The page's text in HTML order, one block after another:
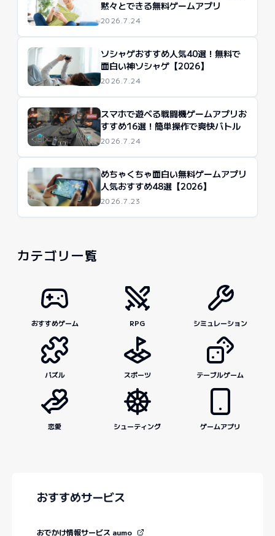
黙々とできる無料ゲームアプリ
2026.7.24
ソシャゲおすすめ人気40選！無料で
面白い神ソシャゲ【2026】
2026.7.24
スマホで遊べる戦闘機ゲームアプリお
すすめ16選！簡単操作で爽快バトル
2026.7.24
めちゃくちゃ面白い無料ゲームアプリ
人気おすすめ48選【2026】
2026.7.23
カテゴリ一覧
おすすめゲーム RPG シミュレーション
パズル スポーツ テーブルゲーム
恋愛 シューティング ゲームアプリ
おすすめサービス
おでかけ情報サービス aumo